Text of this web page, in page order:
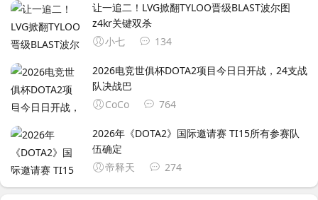
让一追二！LVG掀翻TYLOO晋级BLAST波尔图
z4kr关键双杀
小七
134
2026电竞世俱杯DOTA2项目今日日开战，24支战
队决战巴
CoCo
764
2026年《DOTA2》国际邀请赛 TI15所有参赛队
伍确定
帝释天
274